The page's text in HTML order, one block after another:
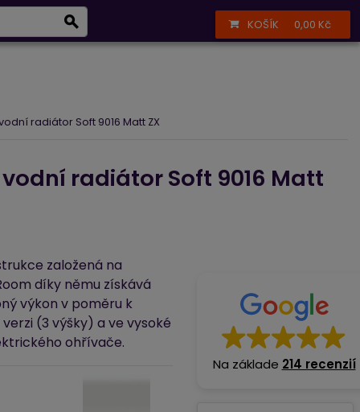
+420 723 377 002 KOŠÍK 0,00 Kč
radiátor Soft 9016 Matt ZX
vodní radiátor Soft 9016 Matt
Na základe 214 recenzií
založená na
díky němu získává
výkon v poměru k
(3 výšky) a ve vysoké
ohřívače.